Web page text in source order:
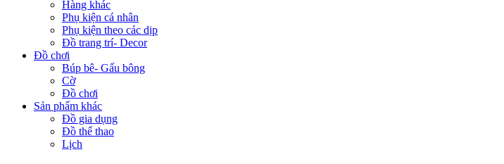
Hàng khác
Phụ kiện cá nhân
Phụ kiện theo các dịp
Đồ trang trí- Decor
Đồ chơi
Búp bê- Gấu bông
Cờ
Đồ chơi
Sản phẩm khác
Đồ gia dụng
Đồ thể thao
Lịch